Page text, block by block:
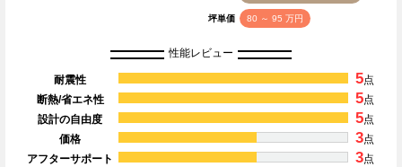
坪単価 80 ～ 95 万円
性能レビュー
耐震性 5点
断熱/省エネ性
5点
設計の自由度
5点
価格
3点
アフターサポート
3点